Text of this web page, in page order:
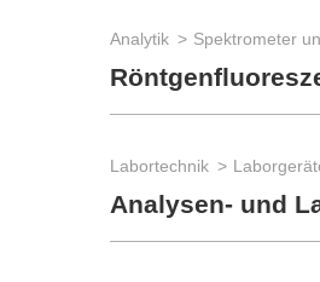
Analytik Spektrometer
Labortechnik
Analysen- und